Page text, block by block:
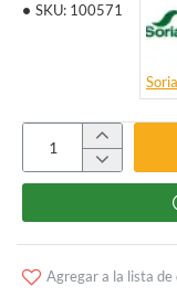
SKU: 100571
Agregar a la lista de